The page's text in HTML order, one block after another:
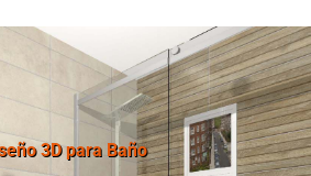
3D para Baño